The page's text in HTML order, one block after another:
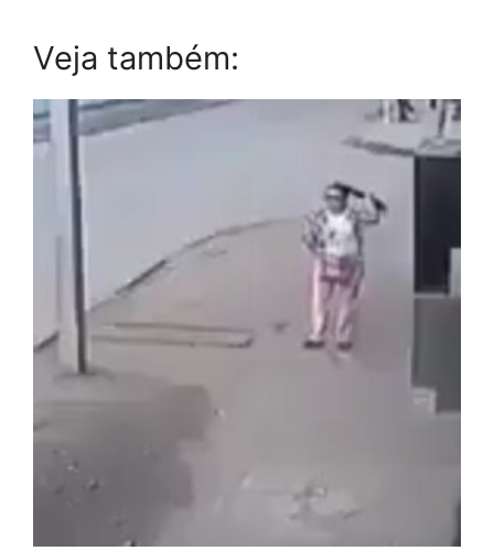
Veja também: